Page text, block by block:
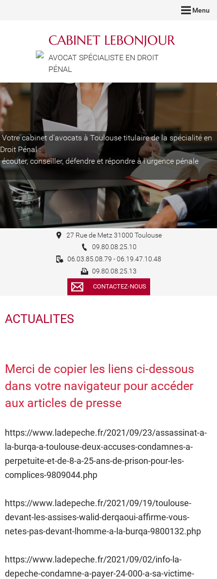
Menu
CABINET LEBONJOUR
AVOCAT SPÉCIALISTE EN DROIT
PÉNAL
Votre cabinet d'avocats à Toulouse titulaire de la spécialité en
Droit Pénal :
écouter, conseiller, défendre et répondre à l'urgence pénale
27 Rue de Metz 31000 Toulouse
09.80.08.25.10
06.03.85.08.79 - 06.19.47.10.48
09.80.08.25.13
CONTACTEZ-NOUS
ACTUALITES
Merci de copier les liens ci-dessous
dans votre navigateur pour accéder
aux articles de presse
https://www.ladepeche.fr/2021/09/23/assassinat-a-
la-burqa-a-toulouse-deux-accuses-condamnes-a-
perpetuite-et-de-8-a-25-ans-de-prison-pour-les-
complices-9809044.php
https://www.ladepeche.fr/2021/09/19/toulouse-
devant-les-assises-walid-derqaoui-affirme-vous-
netes-pas-devant-lhomme-a-la-burqa-9800132.php
https://www.ladepeche.fr/2021/09/02/info-la-
depeche-condamne-a-payer-24-000-a-sa-victime-